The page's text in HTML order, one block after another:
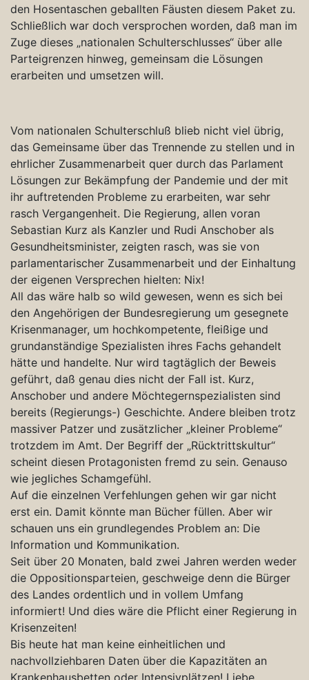
den Hosentaschen geballten Fäusten diesem Paket zu.
Schließlich war doch versprochen worden, daß man im
Zuge dieses „nationalen Schulterschlusses“ über alle
Parteigrenzen hinweg, gemeinsam die Lösungen
erarbeiten und umsetzen will.
Vom nationalen Schulterschluß blieb nicht viel übrig,
das Gemeinsame über das Trennende zu stellen und in
ehrlicher Zusammenarbeit quer durch das Parlament
Lösungen zur Bekämpfung der Pandemie und der mit
ihr auftretenden Probleme zu erarbeiten, war sehr
rasch Vergangenheit. Die Regierung, allen voran
Sebastian Kurz als Kanzler und Rudi Anschober als
Gesundheitsminister, zeigten rasch, was sie von
parlamentarischer Zusammenarbeit und der Einhaltung
der eigenen Versprechen hielten: Nix!
All das wäre halb so wild gewesen, wenn es sich bei
den Angehörigen der Bundesregierung um gesegnete
Krisenmanager, um hochkompetente, fleißige und
grundanständige Spezialisten ihres Fachs gehandelt
hätte und handelte. Nur wird tagtäglich der Beweis
geführt, daß genau dies nicht der Fall ist. Kurz,
Anschober und andere Möchtegernspezialisten sind
bereits (Regierungs-) Geschichte. Andere bleiben trotz
massiver Patzer und zusätzlicher „kleiner Probleme“
trotzdem im Amt. Der Begriff der „Rücktrittskultur“
scheint diesen Protagonisten fremd zu sein. Genauso
wie jegliches Schamgefühl.
Auf die einzelnen Verfehlungen gehen wir gar nicht
erst ein. Damit könnte man Bücher füllen. Aber wir
schauen uns ein grundlegendes Problem an: Die
Information und Kommunikation.
Seit über 20 Monaten, bald zwei Jahren werden weder
die Oppositionsparteien, geschweige denn die Bürger
des Landes ordentlich und in vollem Umfang
informiert! Und dies wäre die Pflicht einer Regierung in
Krisenzeiten!
Bis heute hat man keine einheitlichen und
nachvollziehbaren Daten über die Kapazitäten an
Krankenhausbetten oder Intensivplätzen! Liebe